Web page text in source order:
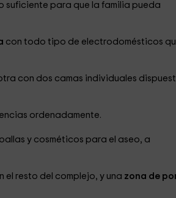
suficiente para que la familia pueda
con todo tipo de electrodomésticos
con dos camas individuales
ordenadamente.
y cosméticos para el aseo, a
el resto del complejo, y una zona de